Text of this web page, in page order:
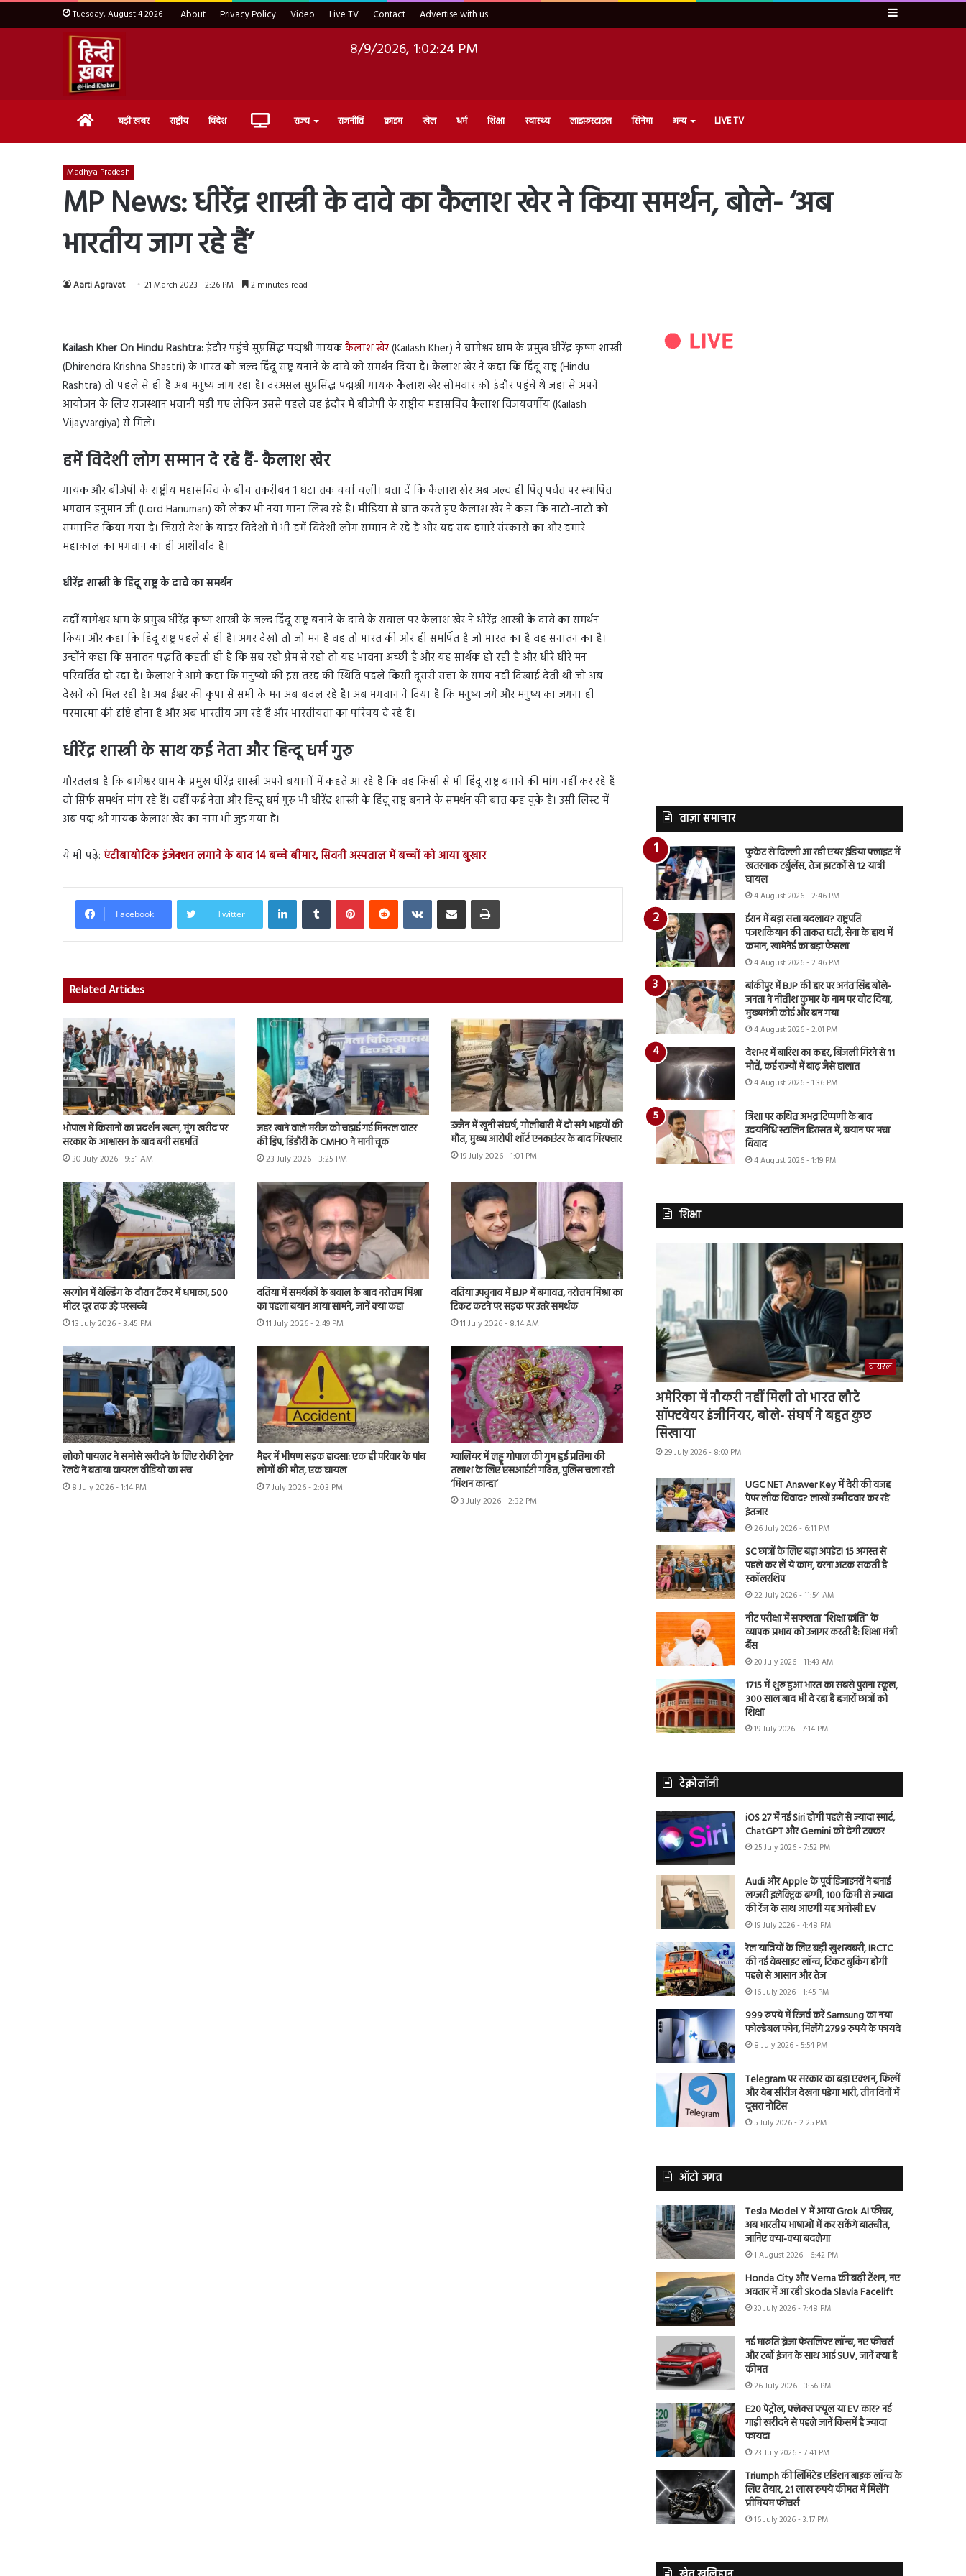
Tuesday, August 4 2026 About Privacy Policy Video Live TV Contact Advertise with us Sidebar
8/9/2026, 1:02:25 PM
Home बड़ी ख़बर राष्ट्रीय विदेश Live राज्य राजनीति क्राइम खेल धर्म शिक्षा स्वास्थ्य लाइफ़स्टाइल सिनेमा अन्य LIVE TV
Madhya Pradesh
MP News: धीरेंद्र शास्त्री के दावे का कैलाश खेर ने किया समर्थन, बोले- ‘अब
भारतीय जाग रहे हैं’
Aarti Agravat 21 March 2023 - 2:26 PM 2 minutes read
Kailash Kher On Hindu Rashtra:इंदौर पहुंचे सुप्रसिद्ध पद्मश्री गायककैलाश खेर(Kailash Kher) ने बागेश्वर धाम के प्रमुख धीरेंद्र कृष्ण शास्त्री
(Dhirendra Krishna Shastri) के भारत को जल्द हिंदू राष्ट्र बनाने के दावे को समर्थन दिया है। कैलाश खेर ने कहा कि हिंदू राष्ट्र (Hindu
Rashtra) तो पहले से ही है अब मनुष्य जाग रहा है। दरअसल सुप्रसिद्ध पद्मश्री गायक कैलाश खेर सोमवार को इंदौर पहुंचे थे जहां से अपने
आयोजन के लिए राजस्थान भवानी मंडी गए लेकिन उससे पहले वह इंदौर में बीजेपी के राष्ट्रीय महासचिव कैलाश विजयवर्गीय (Kailash
Vijayvargiya) से मिले।
हमें विदेशी लोग सम्मान दे रहे हैं- कैलाश खेर
गायक और बीजेपी के राष्ट्रीय महासचिव के बीच तकरीबन 1 घंटा तक चर्चा चली। बता दें कि कैलाश खेर अब जल्द ही पितृ पर्वत पर स्थापित
भगवान हनुमान जी (Lord Hanuman) को लेकर भी नया गाना लिख रहे है। मीडिया से बात करते हुए कैलाश खेर ने कहा कि नाटो-नाटो को
सम्मानित किया गया है। जिससे देश के बाहर विदेशों में भी हमें विदेशी लोग सम्मान दे रहे हैं और यह सब हमारे संस्कारों का और हमारे
महाकाल का भगवान का ही आशीर्वाद है।
धीरेंद्र शास्त्री के हिंदू राष्ट्र के दावे का समर्थन
वहीं बागेश्वर धाम के प्रमुख धीरेंद्र कृष्ण शास्त्री के जल्द हिंदू राष्ट्र बनाने के दावे के सवाल पर कैलाश खैर ने धीरेंद्र शास्त्री के दावे का समर्थन
किया और कहा कि हिंदू राष्ट्र पहले से ही है। अगर देखो तो जो मन है वह तो भारत की ओर ही समर्पित है जो भारत का है वह सनातन का है।
उन्होंने कहा कि सनातन पद्धति कहती ही है कि सब रहो प्रेम से रहो तो यह भावना अच्छी है और यह सार्थक हो रही है और धीरे धीरे मन
परिवर्तित हो रहा है। कैलाश ने आगे कहा कि मनुष्यों की इस तरह की स्थिति पहले किसी दूसरी सत्ता के समय नहीं दिखाई देती थी जो अब
देखने को मिल रही है। अब ईश्वर की कृपा से सभी के मन अब बदल रहे है। अब भगवान ने दिया है कि मनुष्य जगे और मनुष्य का जगना ही
परमात्मा की दृष्टि होना है और अब भारतीय जग रहे हैं और भारतीयता का परिचय दे रहे हैं।
धीरेंद्र शास्त्री के साथ कई नेता और हिन्दू धर्म गुरु
गौरतलब है कि बागेश्वर धाम के प्रमुख धीरेंद्र शास्त्री अपने बयानों में कहते आ रहे है कि वह किसी से भी हिंदू राष्ट्र बनाने की मांग नहीं कर रहे हैं
वो सिर्फ समर्थन मांग रहे हैं। वहीं कई नेता और हिन्दू धर्म गुरु भी धीरेंद्र शास्त्री के हिंदू राष्ट्र बनाने के समर्थन की बात कह चुके है। उसी लिस्ट में
अब पद्म श्री गायक कैलाश खैर का नाम भी जुड़ गया है।
ये भी पढ़े: एंटीबायोटिक इंजेक्शन लगाने के बाद 14 बच्चे बीमार, सिवनी अस्पताल में बच्चों को आया बुखार
Facebook Twitter
LinkedInTumblr PinterestReddit VKontakteShare via Email Print
Related Articles
भोपाल में किसानों का प्रदर्शन खत्म, मूंग खरीद पर
सरकार के आश्वासन के बाद बनी सहमति
30 July 2026 - 9:51 AM
जहर खाने वाले मरीज को चढ़ाई गई मिनरल वाटर
की ड्रिप, डिंडौरी के CMHO ने मानी चूक
23 July 2026 - 3:25 PM
उज्जैन में खूनी संघर्ष, गोलीबारी में दो सगे भाइयों की
मौत, मुख्य आरोपी शॉर्ट एनकाउंटर के बाद गिरफ्तार
19 July 2026 - 1:01 PM
खरगोन में वेल्डिंग के दौरान टैंकर में धमाका, 500
मीटर दूर तक उड़े परखच्चे
13 July 2026 - 3:45 PM
दतिया में समर्थकों के बवाल के बाद नरोत्तम मिश्रा
का पहला बयान आया सामने, जानें क्या कहा
11 July 2026 - 2:49 PM
दतिया उपचुनाव में BJP में बगावत, नरोत्तम मिश्रा का
टिकट कटने पर सड़क पर उतरे समर्थक
11 July 2026 - 8:14 AM
लोको पायलट ने समोसे खरीदने के लिए रोकी ट्रेन?
रेलवे ने बताया वायरल वीडियो का सच
8 July 2026 - 1:14 PM
मैहर में भीषण सड़क हादसा: एक ही परिवार के पांच
लोगों की मौत, एक घायल
7 July 2026 - 2:03 PM
ग्वालियर में लड्डू गोपाल की गुम हुई प्रतिमा की
तलाश के लिए एसआईटी गठित, पुलिस चला रही
‘मिशन कान्हा’
3 July 2026 - 2:32 PM
ताज़ा समाचार
फुकेट से दिल्ली आ रही एयर इंडिया फ्लाइट में
खतरनाक टर्बुलेंस, तेज झटकों से 12 यात्री
घायल
4 August 2026 - 2:46 PM
ईरान में बड़ा सत्ता बदलाव? राष्ट्रपति
पजशकियान की ताकत घटी, सेना के हाथ में
कमान, खामेनेई का बड़ा फैसला
4 August 2026 - 2:46 PM
बांकीपुर में BJP की हार पर अनंत सिंह बोले-
जनता ने नीतीश कुमार के नाम पर वोट दिया,
मुख्यमंत्री कोई और बन गया
4 August 2026 - 2:01 PM
देशभर में बारिश का कहर, बिजली गिरने से 11
मौतें, कई राज्यों में बाढ़ जैसे हालात
4 August 2026 - 1:36 PM
त्रिशा पर कथित अभद्र टिप्पणी के बाद
उदयनिधि स्टालिन हिरासत में, बयान पर मचा
विवाद
4 August 2026 - 1:19 PM
शिक्षा
वायरल
अमेरिका में नौकरी नहीं मिली तो भारत लौटे
सॉफ्टवेयर इंजीनियर, बोले- संघर्ष ने बहुत कुछ
सिखाया
29 July 2026 - 8:00 PM
UGC NET Answer Key में देरी की वजह
पेपर लीक विवाद? लाखों उम्मीदवार कर रहे
इंतजार
26 July 2026 - 6:11 PM
SC छात्रों के लिए बड़ा अपडेट! 15 अगस्त से
पहले कर लें ये काम, वरना अटक सकती है
स्कॉलरशिप
22 July 2026 - 11:54 AM
नीट परीक्षा में सफलता “शिक्षा क्रांति” के
व्यापक प्रभाव को उजागर करती है: शिक्षा मंत्री
बैंस
20 July 2026 - 11:43 AM
1715 में शुरू हुआ भारत का सबसे पुराना स्कूल,
300 साल बाद भी दे रहा है हजारों छात्रों को
शिक्षा
19 July 2026 - 7:14 PM
टेक्नोलॉजी
iOS 27 में नई Siri होगी पहले से ज्यादा स्मार्ट,
ChatGPT और Gemini को देगी टक्कर
25 July 2026 - 7:52 PM
Audi और Apple के पूर्व डिजाइनरों ने बनाई
लग्जरी इलेक्ट्रिक बग्गी, 100 किमी से ज्यादा
की रेंज के साथ आएगी यह अनोखी EV
19 July 2026 - 4:48 PM
रेल यात्रियों के लिए बड़ी खुशखबरी, IRCTC
की नई वेबसाइट लॉन्च, टिकट बुकिंग होगी
पहले से आसान और तेज
16 July 2026 - 1:45 PM
999 रुपये में रिजर्व करें Samsung का नया
फोल्डेबल फोन, मिलेंगे 2799 रुपये के फायदे
8 July 2026 - 5:54 PM
Telegram पर सरकार का बड़ा एक्शन, फिल्में
और वेब सीरीज देखना पड़ेगा भारी, तीन दिनों में
दूसरा नोटिस
5 July 2026 - 2:25 PM
ऑटो जगत
Tesla Model Y में आया Grok AI फीचर,
अब भारतीय भाषाओं में कर सकेंगे बातचीत,
जानिए क्या-क्या बदलेगा
1 August 2026 - 6:42 PM
Honda City और Verna की बढ़ी टेंशन, नए
अवतार में आ रही Skoda Slavia Facelift
30 July 2026 - 7:48 PM
नई मारुति ब्रेजा फेसलिफ्ट लॉन्च, नए फीचर्स
और टर्बो इंजन के साथ आई SUV, जानें क्या है
कीमत
26 July 2026 - 3:56 PM
E20 पेट्रोल, फ्लेक्स फ्यूल या EV कार? नई
गाड़ी खरीदने से पहले जानें किसमें है ज्यादा
फायदा
23 July 2026 - 7:41 PM
Triumph की लिमिटेड एडिशन बाइक लॉन्च के
लिए तैयार, 21 लाख रुपये कीमत में मिलेंगे
प्रीमियम फीचर्स
16 July 2026 - 3:17 PM